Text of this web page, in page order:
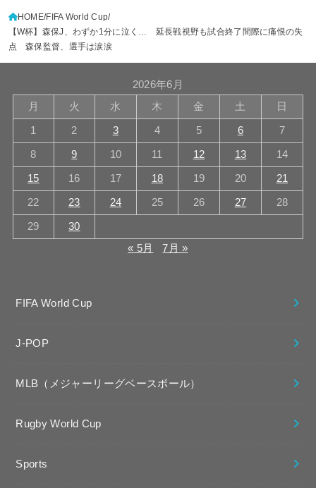
HOME FIFA World Cup
【W杯】森保J、わずか1分に泣く… 延長戦視野も試合終了間際に痛恨の失
点 森保監督、選手は涙涙
2026年6月
月
火 水 木 金 土 日
1 2 3 4 5 6 7
8 9 10 11 12 13 14
15 16 17 18 19 20 21
22 23 24 25 26 27 28
29
30
« 5月
7月 »
FIFA World Cup
J-POP
MLB（メジャーリーグベースボール）
Rugby World Cup
Sports